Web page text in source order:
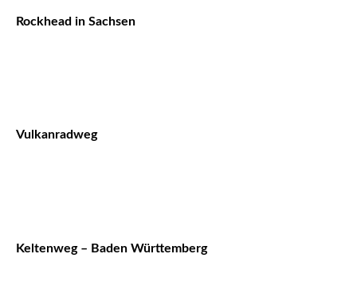
Rockhead in Sachsen
Vulkanradweg
Keltenweg – Baden Württemberg